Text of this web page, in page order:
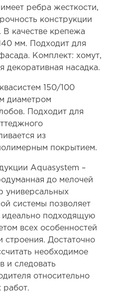
ребра жесткости,
конструкции
В качестве крепежа
мм. Подходит для
Комплект: хомут,
декоративная насадка.
150/100
диаметром
Подходит для
из
покрытием.
Aquasystem –
до мелочей
универсальных
системы позволяет
идеально подходящую
всех особенностей
строения. Достаточно
необходимое
и следовать
относительно
работ.